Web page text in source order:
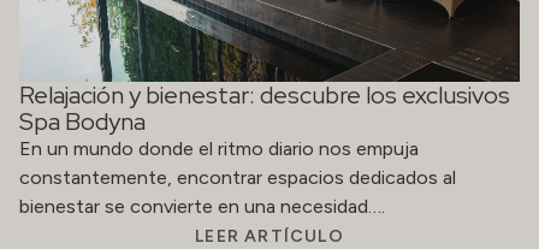
Relajación y bienestar: descubre los exclusivos
Spa Bodyna
En un mundo donde el ritmo diario nos empuja
constantemente, encontrar espacios dedicados al
bienestar se convierte en una necesidad….
LEER ARTÍCULO